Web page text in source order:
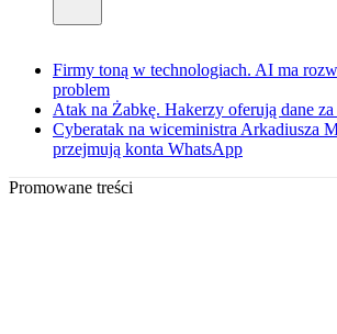
Firmy toną w technologiach. AI ma
problem
Atak na Żabkę. Hakerzy oferują dane
Cyberatak na wiceministra Arkadiusza
przejmują konta WhatsApp
Promowane treści